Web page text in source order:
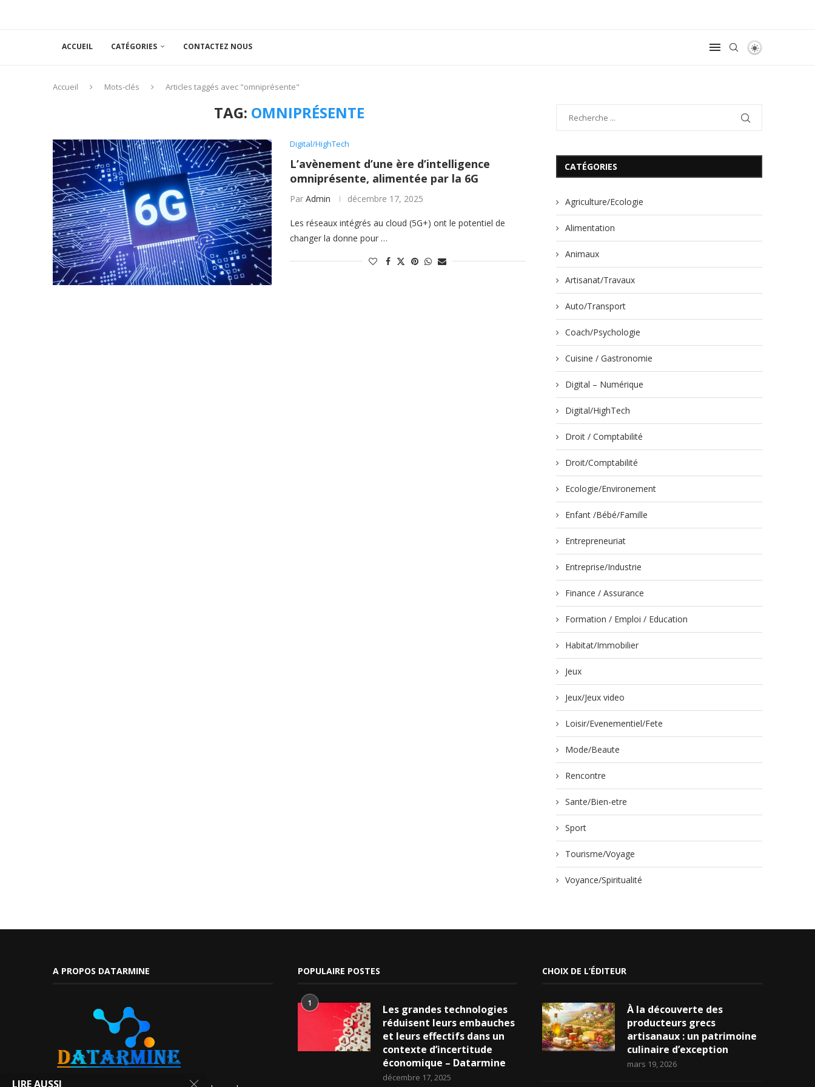
ACCUEIL CATÉGORIES CONTACTEZ NOUS
Accueil Mots-clés Articles taggés avec "omniprésente"
TAG: OMNIPRÉSENTE
Digital/HighTech
L’avènement d’une ère d’intelligence
omniprésente, alimentée par la 6G
Par Admin décembre 17, 2025
Les réseaux intégrés au cloud (5G+) ont le potentiel de
changer la donne pour …
CATÉGORIES
Agriculture/Ecologie
Alimentation
Animaux
Artisanat/Travaux
Auto/Transport
Coach/Psychologie
Cuisine / Gastronomie
Digital – Numérique
Digital/HighTech
Droit / Comptabilité
Droit/Comptabilité
Ecologie/Environement
Enfant /Bébé/Famille
Entrepreneuriat
Entreprise/Industrie
Finance / Assurance
Formation / Emploi / Education
Habitat/Immobilier
Jeux
Jeux/Jeux video
Loisir/Evenementiel/Fete
Mode/Beaute
Rencontre
Sante/Bien-etre
Sport
Tourisme/Voyage
Voyance/Spiritualité
A PROPOS DATARMINE POPULAIRE POSTES
1
Les grandes technologies
réduisent leurs embauches
et leurs effectifs dans un
contexte d’incertitude
économique – Datarmine
décembre 17, 2025
CHOIX DE L’ÉDITEUR
À la découverte des
producteurs grecs
artisanaux : un patrimoine
culinaire d’exception
mars 19, 2026
LIRE AUSSI